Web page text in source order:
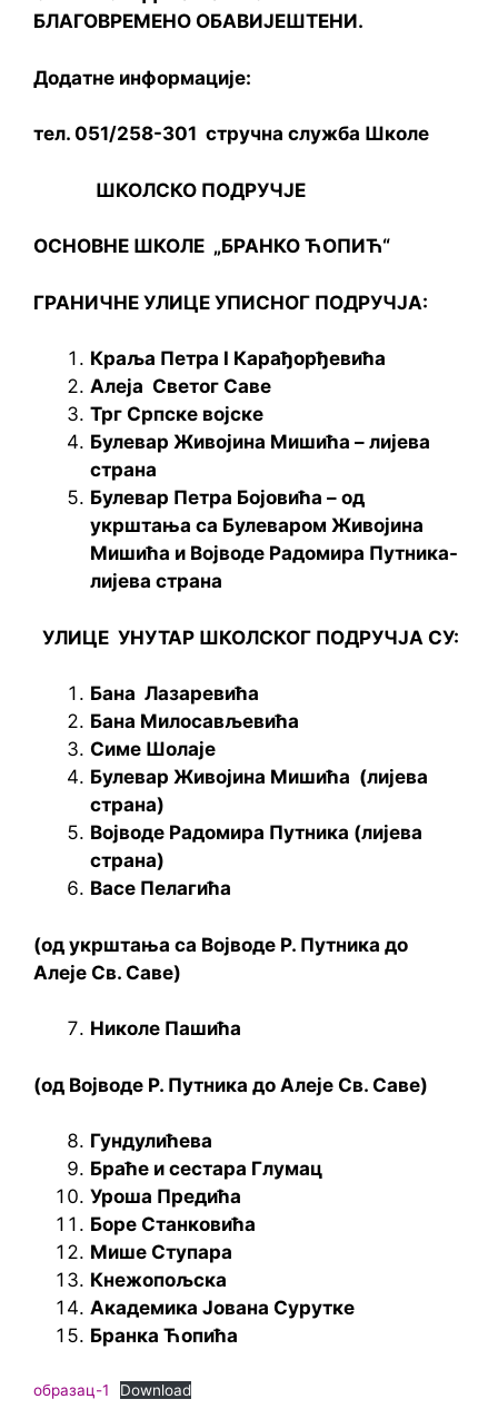
БЛАГОВРЕМЕНО ОБАВИЈЕШТЕНИ.
Додатне информације:
тел. 051/258-301 стручна служба Школе
ШКОЛСКО ПОДРУЧЈЕ
ОСНОВНЕ ШКОЛЕ „БРАНКО ЋОПИЋ“
ГРАНИЧНЕ УЛИЦЕ УПИСНОГ ПОДРУЧЈА:
Краља Петра I Карађорђевића
Aлеја Светог Саве
Трг Српске војске
Булевар Живојина Мишића – лијева
страна
Булевар Петра Бојовића – од
укрштања са Булеваром Живојина
Мишића и Војводе Радомира Путника-
лијева страна
УЛИЦЕ УНУТАР ШКОЛСКОГ ПОДРУЧЈА СУ:
Бана Лазаревића
Бана Милосављевића
Симе Шолаје
Булевар Живојина Мишића (лијева
страна)
Војводе Радомира Путника (лијева
страна)
Васе Пелагића
(од укрштања са Војводе Р. Путника до
Алеје Св. Саве)
Николе Пашића
(од Војводе Р. Путника до Алеје Св. Саве)
Гундулићева
Браће и сестара Глумац
Уроша Предића
Боре Станковића
Мише Ступара
Кнежопољска
Академика Јована Сурутке
Бранка Ћопића
образац-1 Download